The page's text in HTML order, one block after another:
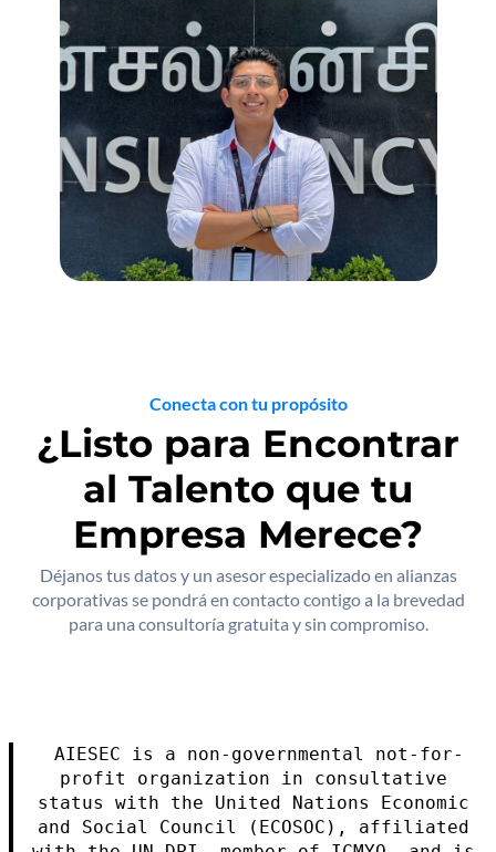
Conecta con tu propósito
¿Listo para Encontrar
al Talento que tu
Empresa Merece?
Déjanos tus datos y un asesor especializado en alianzas
corporativas se pondrá en contacto contigo a la brevedad
para una consultoría gratuita y sin compromiso.
AIESEC is a non-governmental not-for-
profit organization in consultative
status with the United Nations Economic
and Social Council (ECOSOC), affiliated